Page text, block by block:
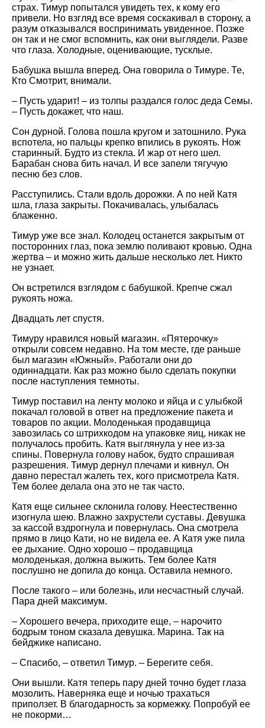
страх. Тимур попытался увидеть тех, к кому его
привели. Но взгляд все время соскакивал в сторону, а
разум отказывался воспринимать увиденное. Позже
он так и не смог вспомнить, как они выглядели. Разве
что глаза. Холодные, оценивающие, тусклые.
Бабушка вышла вперед. Она говорила о Тимуре. Те,
Кто Смотрит, внимали.
– Пусть ударит! – из толпы раздался голос деда Семы.
– Пусть докажет, что наш.
Сон дурной. Голова пошла кругом и затошнило. Рука
вспотела, но пальцы крепко впились в рукоять. Нож
старинный. Будто из стекла. И жар от него шел.
Барабан снова бить начал. И все запели тягучую
песню без слов.
Расступились. Стали вдоль дорожки. А по ней Катя
шла, глаза закрыты. Покачивалась, улыбалась
блаженно.
Тимур уже все знал. Колодец останется закрытым от
посторонних глаз, пока землю поливают кровью. Одна
жертва – и можно жить дальше несколько лет. Никто
не узнает.
Он встретился взглядом с бабушкой. Крепче сжал
рукоять ножа.
Двадцать лет спустя.
Тимуру нравился новый магазин. «Пятерочку»
открыли совсем недавно. На том месте, где раньше
был магазин «Южный». Работали они до
одиннадцати. Как раз можно было сделать покупки
после наступления темноты.
Тимур поставил на ленту молоко и яйца и с улыбкой
покачал головой в ответ на предложение пакета и
товаров по акции. Молоденькая продавщица
завозилась со штрихкодом на упаковке яиц, никак не
получалось пробить. Катя выглянула у нее из-за
спины. Повернула голову набок, будто спрашивая
разрешения. Тимур дернул плечами и кивнул. Он
давно перестал жалеть тех, кого присмотрела Катя.
Тем более делала она это не так часто.
Катя еще сильнее склонила голову. Неестественно
изогнула шею. Влажно захрустели суставы. Девушка
за кассой вздрогнула и повернулась. Она смотрела
прямо в лицо Кати, но не видела ее. А Катя уже пила
ее дыхание. Одно хорошо – продавщица
молоденькая, должна выжить. Тем более Катя
послушно не допила до конца. Оставила немного.
После такого – или болезнь, или несчастный случай.
Пара дней максимум.
– Хорошего вечера, приходите еще, – нарочито
бодрым тоном сказала девушка. Марина. Так на
бейджике написано.
– Спасибо, – ответил Тимур. – Берегите себя.
Они вышли. Катя теперь пару дней точно будет глаза
мозолить. Наверняка еще и ночью трахаться
приползет. В благодарность за кормежку. Попробуй ее
не покорми…